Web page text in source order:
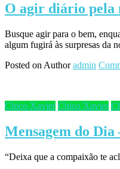
O agir diário pela
Busque agir para o bem,
algum fugirá às surpresas da
Posted on Author admin
Chico Xavier Chico Xavier
Mensagem do
“Deixa que a compaixão te